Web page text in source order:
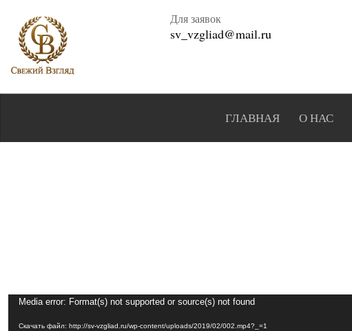
Для заявок
sv_vzgliad@mail.ru
ГЛАВНАЯ О НАС
Видеоплеер
Media error: Format(s) not supported or source(s) not found
Скачать файл: http://sv-vzgliad.ru/wp-content/uploads/2019/02/002.mp4?_=1